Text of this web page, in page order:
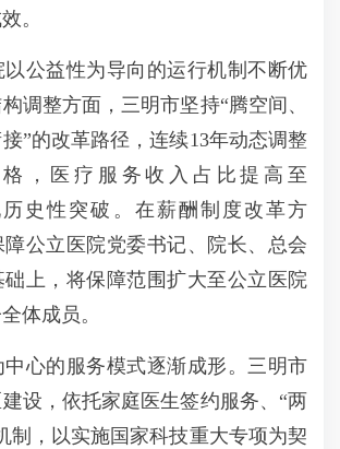
。
以公益性为导向的运行机制不断优
调整方面，三明市坚持“腾空间、
”的改革路径，连续13年动态调整
，医疗服务收入占比提高至
历史性突破。在薪酬制度改革方
公立医院党委书记、院长、总会
上，将保障范围扩大至公立医院
体成员。
中心的服务模式逐渐成形。三明市
设，依托家庭医生签约服务、“两
制，以实施国家科技重大专项为契